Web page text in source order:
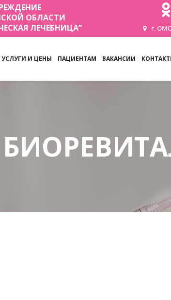
ОБЛАСТИ
ЛЕЧЕБНИЦА”
г.
УСЛУГИ И ЦЕНЫ ПАЦИЕНТАМ ВАКАНСИИ